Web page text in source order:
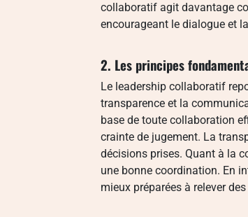
collaboratif agit davantage
encourageant le dialogue et
2. Les principes
Le leadership collaboratif
transparence et la
base de toute collaboration
crainte de jugement. La
décisions prises. Quant à la
une bonne coordination. En
mieux préparées à relever